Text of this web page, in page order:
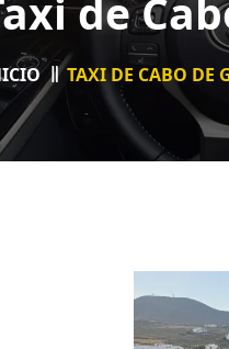
de
TAXI DE CABO DE